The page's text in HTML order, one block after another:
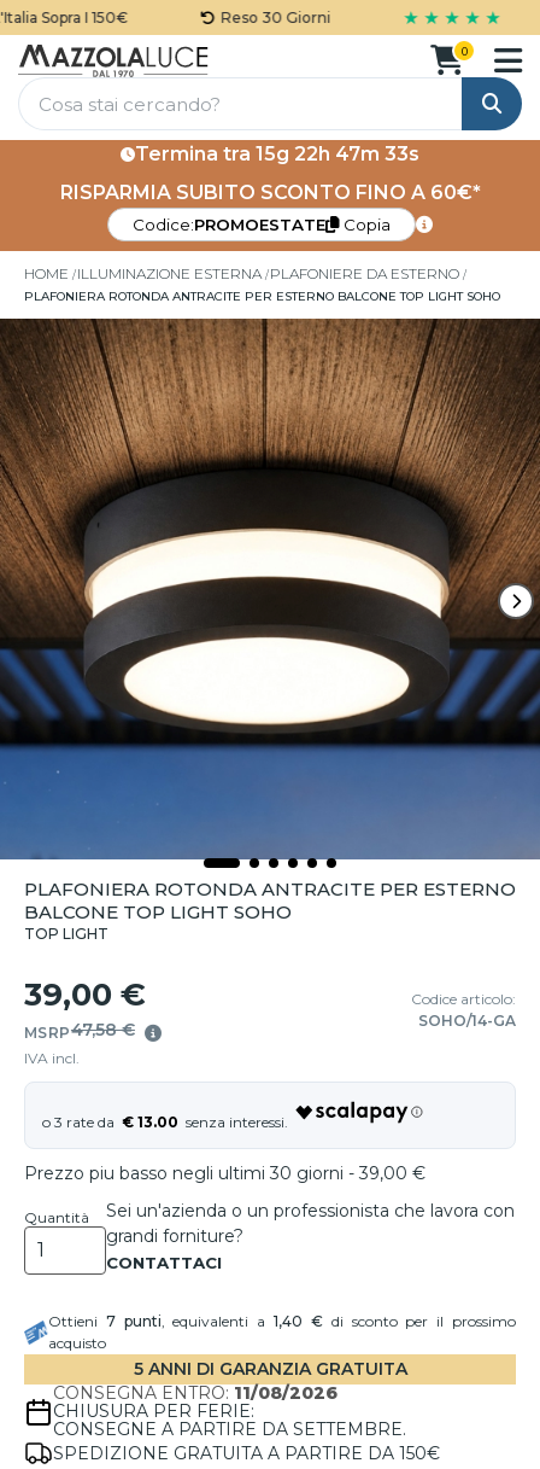
Sopra I 150€ Reso 30 Giorni ★ ★ ★ ★ ★
Cerca
0
Termina tra 15g 22h 47m 33s
RISPARMIA SUBITO SCONTO FINO A 60€*
Codice:PROMOESTATE Copia
HOME ILLUMINAZIONE ESTERNA PLAFONIERE DA ESTERNO
PLAFONIERA ROTONDA ANTRACITE PER ESTERNO BALCONE TOP LIGHT SOHO
PLAFONIERA ROTONDA ANTRACITE PER ESTERNO
BALCONE TOP LIGHT SOHO
TOP LIGHT
39,00 €
MSRP47,58 €
IVA incl.
Codice articolo:
SOHO/14-GA
€ 13.00
Prezzo piu basso negli ultimi 30 giorni - 39,00 €
Quantità
Sei un'azienda o un professionista che lavora con
grandi forniture?
Ottieni 7punti, equivalenti a1,40 €di sconto per il prossimo
acquisto
5 ANNI DI GARANZIA GRATUITA
CONSEGNA ENTRO: 11/08/2026
CHIUSURA PER FERIE:
CONSEGNE A PARTIRE DA SETTEMBRE.
SPEDIZIONE GRATUITA A PARTIRE DA 150€